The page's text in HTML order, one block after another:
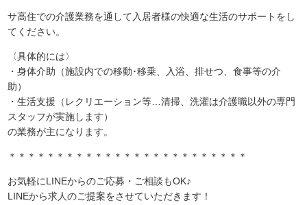
サ高住での介護業務を通して入居者様の快適な生活のサポートをし
てください。
〈具体的には〉
・身体介助（施設内での移動･移乗、入浴、排せつ、食事等の介
助）
・生活支援（レクリエーション等…清掃、洗濯は介護職以外の専門
スタッフが実施します）
の業務が主になります。
＊＊＊＊＊＊＊＊＊＊＊＊＊＊＊＊＊＊＊＊＊＊＊＊＊
お気軽にLINEからのご応募・ご相談もOK♪
LINEから求人のご提案をさせていただきます！